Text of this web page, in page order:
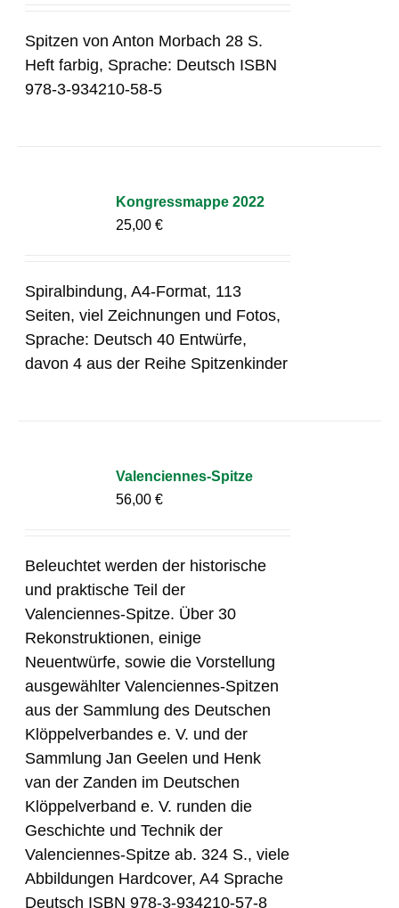
Spitzen von Anton Morbach 28 S.
Heft farbig, Sprache: Deutsch ISBN
978-3-934210-58-5
Kongressmappe 2022
25,00€
Spiralbindung, A4-Format, 113
Seiten, viel Zeichnungen und Fotos,
Sprache: Deutsch 40 Entwürfe,
davon 4 aus der Reihe Spitzenkinder
Valenciennes-Spitze
56,00€
Beleuchtet werden der historische
und praktische Teil der
Valenciennes-Spitze. Über 30
Rekonstruktionen, einige
Neuentwürfe, sowie die Vorstellung
ausgewählter Valenciennes-Spitzen
aus der Sammlung des Deutschen
Klöppelverbandes e. V. und der
Sammlung Jan Geelen und Henk
van der Zanden im Deutschen
Klöppelverband e. V. runden die
Geschichte und Technik der
Valenciennes-Spitze ab. 324 S., viele
Abbildungen Hardcover, A4 Sprache
Deutsch ISBN 978-3-934210-57-8